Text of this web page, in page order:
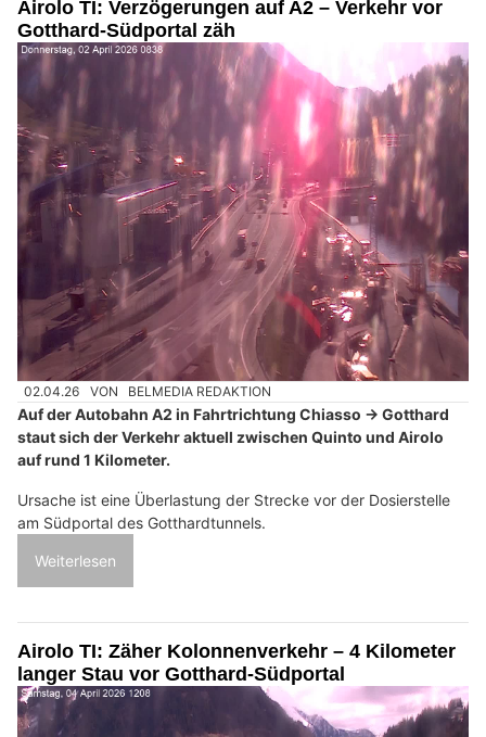
Airolo TI: Verzögerungen auf A2 – Verkehr vor
Gotthard-Südportal zäh
02.04.26 VON BELMEDIA REDAKTION
Auf der Autobahn A2 in Fahrtrichtung Chiasso → Gotthard
staut sich der Verkehr aktuell zwischen Quinto und Airolo
auf rund 1 Kilometer.
Ursache ist eine Überlastung der Strecke vor der Dosierstelle
am Südportal des Gotthardtunnels.
Weiterlesen
Airolo TI: Zäher Kolonnenverkehr – 4 Kilometer
langer Stau vor Gotthard-Südportal